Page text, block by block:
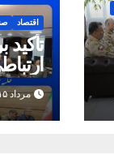
اقتصاد
مشهد
مرداد ۱۵ ۱۴۰۵